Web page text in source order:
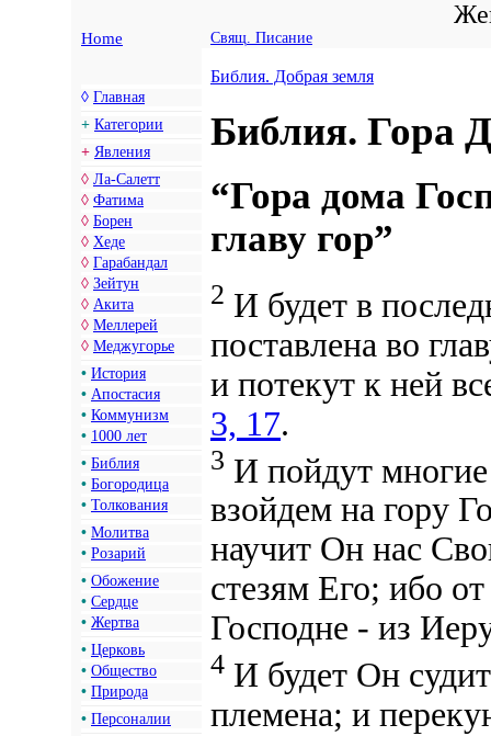
Home Свящ. Писание
◊ Главная
+ Категории
+ Явления
◊ Ла-Салетт
◊ Фатима
◊ Борен
◊ Хеде
◊ Гарабандал
◊ Зейтун
◊ Акита
◊ Меллерей
◊ Меджугорье
• История
• Апостасия
• Коммунизм
• 1000 лет
• Библия
• Богородица
• Толкования
• Молитва
• Розарий
• Обожение
• Сердце
• Жертва
• Церковь
• Общество
• Природа
• Персоналии
Библия. Добрая земля
Библия. Гора
“Гора дома
главу гор”
2 И будет в
поставлена во
и потекут к ней
3, 17.
3 И пойдут
взойдем на гору
научит Он нас
стезям Его; ибо
Господне - из
4 И будет Он
племена; и